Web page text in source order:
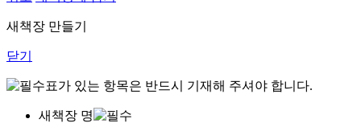
새책장 만들기
닫기
표가 있는 항목은 반드시 기재해 주셔야 합니다.
새책장 명